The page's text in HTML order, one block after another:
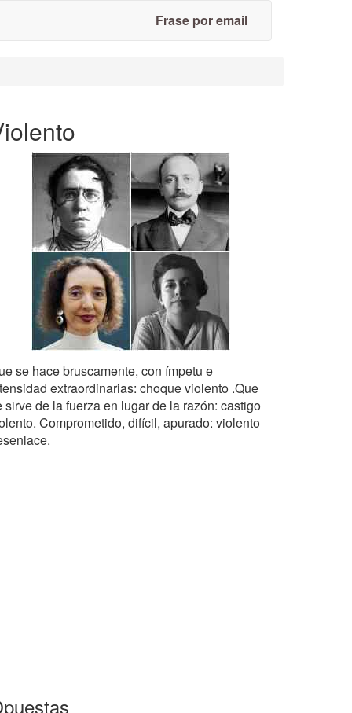
Frase por email
se hace bruscamente, con ímpetu e
extraordinarias: choque violento .Que
sirve de la fuerza en lugar de la razón: castigo
Comprometido, difícil, apurado: violento